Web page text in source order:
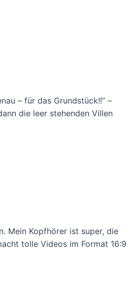
– für das Grundstück!!” –
die leer stehenden Villen
Mein Kopfhörer ist super, die
tolle Videos im Format 16:9